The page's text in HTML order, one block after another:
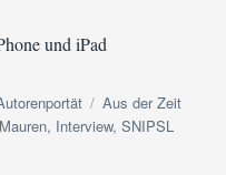
und iPad
Schlagwörter
Aus der Zeit
, Interview,SNIPSL